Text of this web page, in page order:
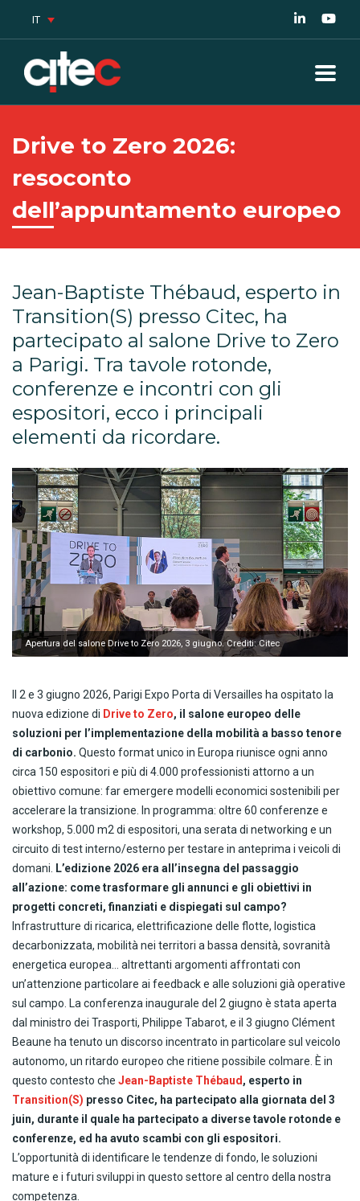
IT
Drive to Zero 2026:
resoconto
dell’appuntamento europeo
Jean-Baptiste Thébaud, esperto in
Transition(S) presso Citec, ha
partecipato al salone Drive to Zero
a Parigi. Tra tavole rotonde,
conferenze e incontri con gli
espositori, ecco i principali
elementi da ricordare.
Apertura del salone Drive to Zero 2026, 3 giugno. Crediti: Citec
Il 2 e 3 giugno 2026, Parigi Expo Porta di Versailles ha ospitato la
nuova edizione di Drive to Zero, il salone europeo delle
soluzioni per l’implementazione della mobilità a basso tenore
di carbonio. Questo format unico in Europa riunisce ogni anno
circa 150 espositori e più di 4.000 professionisti attorno a un
obiettivo comune: far emergere modelli economici sostenibili per
accelerare la transizione. In programma: oltre 60 conferenze e
workshop, 5.000 m2 di espositori, una serata di networking e un
circuito di test interno/esterno per testare in anteprima i veicoli di
domani. L’edizione 2026 era all’insegna del passaggio
all’azione: come trasformare gli annunci e gli obiettivi in
progetti concreti, finanziati e dispiegati sul campo?
Infrastrutture di ricarica, elettrificazione delle flotte, logistica
decarbonizzata, mobilità nei territori a bassa densità, sovranità
energetica europea… altrettanti argomenti affrontati con
un’attenzione particolare ai feedback e alle soluzioni già operative
sul campo. La conferenza inaugurale del 2 giugno è stata aperta
dal ministro dei Trasporti, Philippe Tabarot, e il 3 giugno Clément
Beaune ha tenuto un discorso incentrato in particolare sul veicolo
autonomo, un ritardo europeo che ritiene possibile colmare. È in
questo contesto che Jean-Baptiste Thébaud, esperto in
Transition(S) presso Citec, ha partecipato alla giornata del 3
juin, durante il quale ha partecipato a diverse tavole rotonde e
conferenze, ed ha avuto scambi con gli espositori.
L’opportunità di identificare le tendenze di fondo, le soluzioni
mature e i futuri sviluppi in questo settore al centro della nostra
competenza.